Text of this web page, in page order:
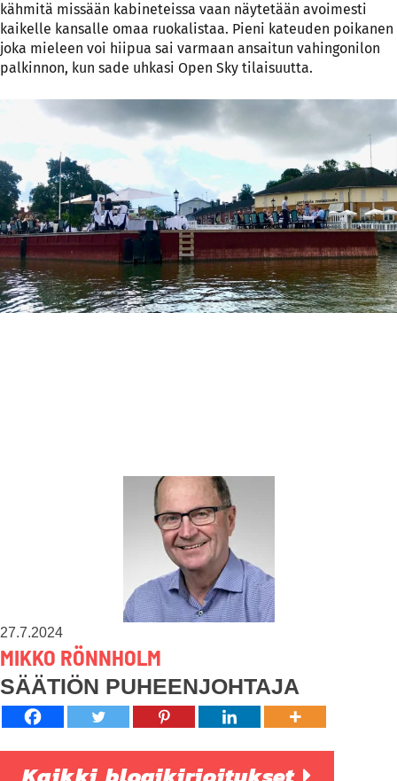
kähmitä missään kabineteissa vaan näytetään avoimesti
kaikelle kansalle omaa ruokalistaa. Pieni kateuden poikanen
joka mieleen voi hiipua sai varmaan ansaitun vahingonilon
palkinnon, kun sade uhkasi Open Sky tilaisuutta.
27.7.2024
MIKKO RÖNNHOLM
SÄÄTIÖN PUHEENJOHTAJA